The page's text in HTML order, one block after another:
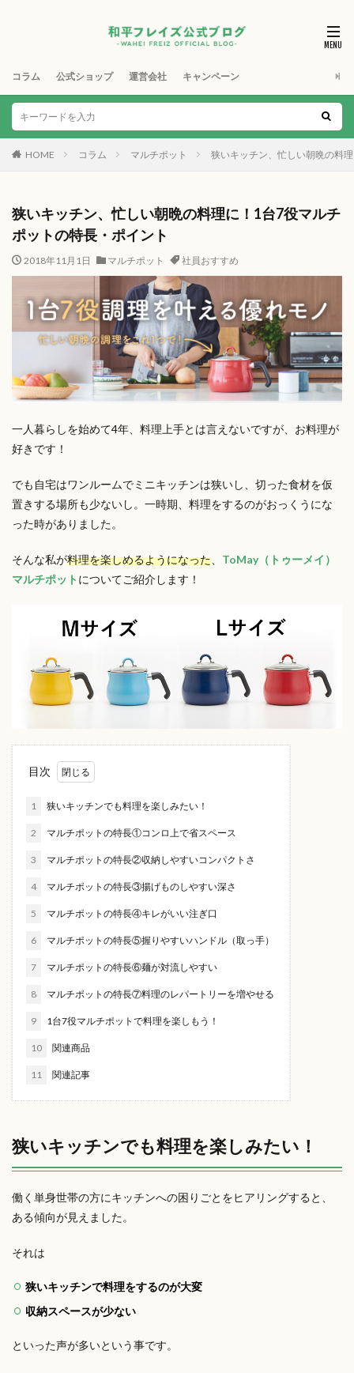
コラム 公式ショップ 運営会社 キャンペーン
HOME コラム マルチポット 狭いキッチン、忙しい朝晩の料
狭いキッチン、忙しい朝晩の料理に！1台7役マルチ
ポットの特長・ポイント
2018年11月1日 マルチポット 社員おすすめ
一人暮らしを始めて4年、料理上手とは言えないですが、お料理が
好きです！
でも自宅はワンルームでミニキッチンは狭いし、切った食材を仮
置きする場所も少ないし。一時期、料理をするのがおっくうにな
った時がありました。
そんな私が料理を楽しめるようになった
ToMay（トゥーメイ）
マルチポット についてご紹介します！
目次
1 狭いキッチンでも料理を楽しみたい！
2 マルチポットの特長①コンロ上で省スペース
3 マルチポットの特長②収納しやすいコンパクトさ
4 マルチポットの特長③揚げものしやすい深さ
5 マルチポットの特長④キレがいい注ぎ口
6 マルチポットの特長⑤握りやすいハンドル（取っ手）
7 マルチポットの特長⑥麺が対流しやすい
8 マルチポットの特長⑦料理のレパートリーを増やせる
9 1台7役マルチポットで料理を楽しもう！
10 関連商品
11 関連記事
狭いキッチンでも料理を楽しみたい！
働く単身世帯の方にキッチンへの困りごとをヒアリングすると、
ある傾向が見えました。
それは
狭いキッチンで料理をするのが大変
収納スペースが少ない
といった声が多いという事です。